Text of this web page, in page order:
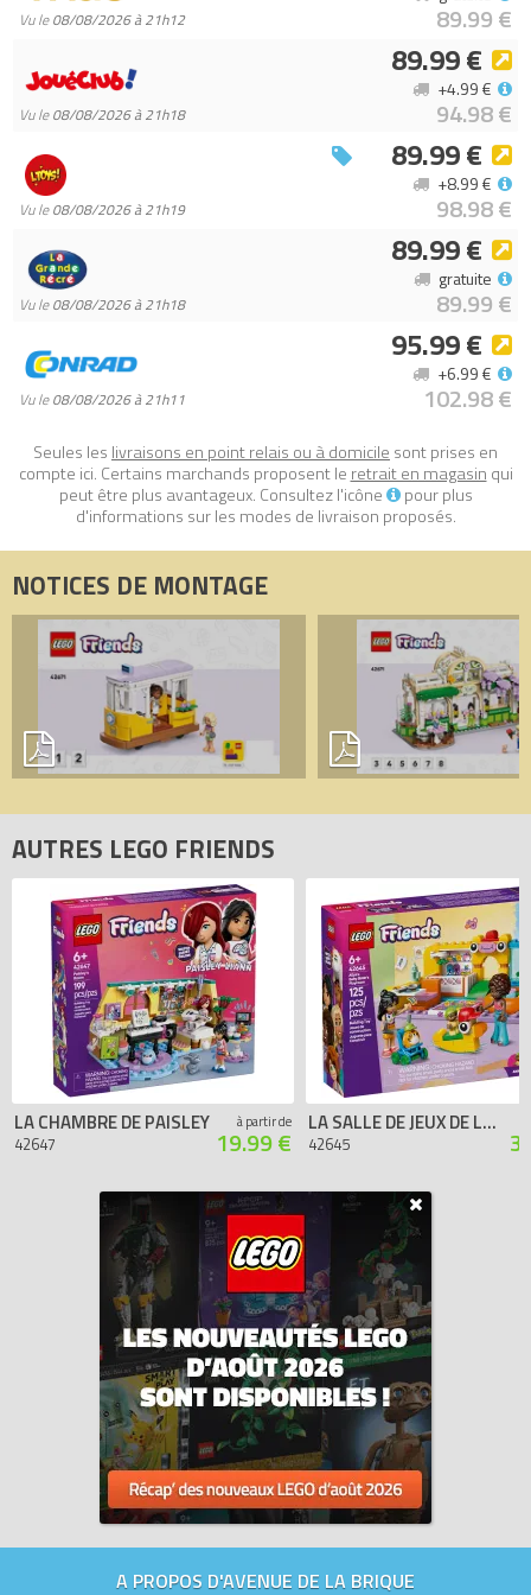
Vu le08/08/2026 à 21h12 89.99 €
Vu le08/08/2026 à 21h18
89.99 €
94.98 €
+4.99 €
Vu le08/08/2026 à 21h19
89.99 €
98.98 €
+8.99 €
Vu le08/08/2026 à 21h18
89.99 €
89.99 €
gratuite
Vu le08/08/2026 à 21h11
95.99 €
102.98 €
+6.99 €
Seules les livraisons en point relais ou à domicile sont prises en
compte ici. Certains marchands proposent le retrait en magasin qui
peut être plus avantageux. Consultez l'icône
pour plus
d'informations sur les modes de livraison proposés.
NOTICES DE MONTAGE
AUTRES LEGO FRIENDS
LA CHAMBRE DE PAISLEY
42647
à partir de
19.99 €
LA SALLE DE JEUX DE LA PETITE SŒUR D’ALIYA
42645
A PROPOS D'AVENUE DE LA BRIQUE